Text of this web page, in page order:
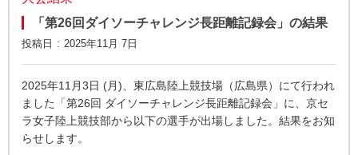
「第26回ダイソーチャレンジ長距離記録会」の結果
投稿日 2025年11月 7日
2025年11月3日 (月)、東広島陸上競技場（広島県）にて行われ
ました「第26回 ダイソーチャレンジ長距離記録会」に、京セ
ラ女子陸上競技部から以下の選手が出場しました。結果をお知
らせします。